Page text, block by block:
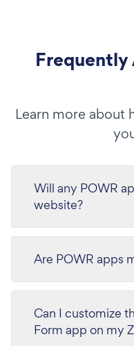
Frequently
Learn more about
Will any POWR
website?
Are POWR apps
Can I customize
Form app on my